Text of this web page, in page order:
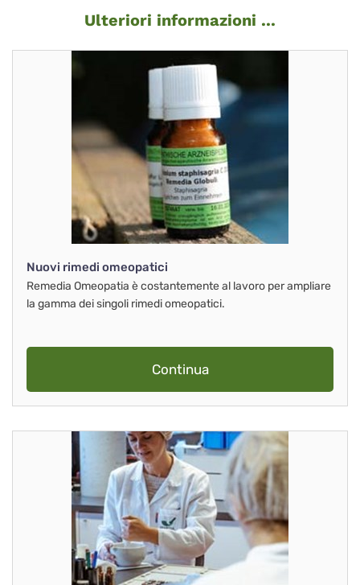
Ulteriori informazioni ...
Nuovi rimedi omeopatici
Remedia Omeopatia è costantemente al lavoro per ampliare
la gamma dei singoli rimedi omeopatici.
Continua